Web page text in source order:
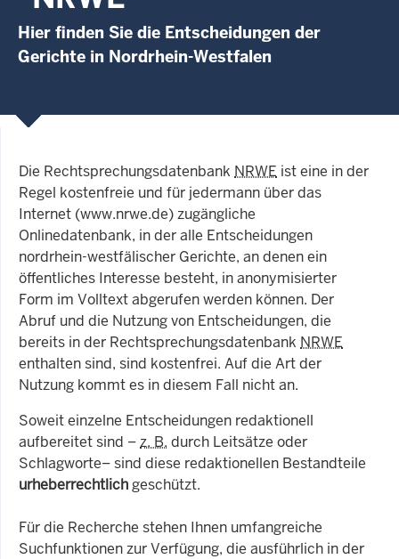
Hier finden Sie die Entscheidungen der
Gerichte in Nordrhein-Westfalen
Die Rechtsprechungsdatenbank NRWE ist eine in der
Regel kostenfreie und für jedermann über das
Internet (www.nrwe.de) zugängliche
Onlinedatenbank, in der alle Entscheidungen
nordrhein-westfälischer Gerichte, an denen ein
öffentliches Interesse besteht, in anonymisierter
Form im Volltext abgerufen werden können. Der
Abruf und die Nutzung von Entscheidungen, die
bereits in der Rechtsprechungsdatenbank NRWE
enthalten sind, sind kostenfrei. Auf die Art der
Nutzung kommt es in diesem Fall nicht an.
Soweit einzelne Entscheidungen redaktionell
aufbereitet sind –z. B. durch Leitsätze oder
Schlagworte– sind diese redaktionellen Bestandteile
urheberrechtlichgeschützt.
Für die Recherche stehen Ihnen umfangreiche
Suchfunktionen zur Verfügung, die ausführlich in der